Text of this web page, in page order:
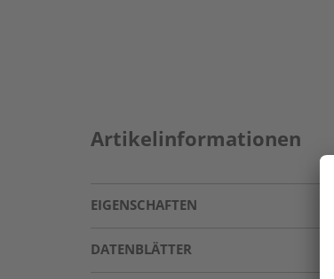
Artikelinformationen
EIGENSCHAFTEN
DATENBLÄTTER